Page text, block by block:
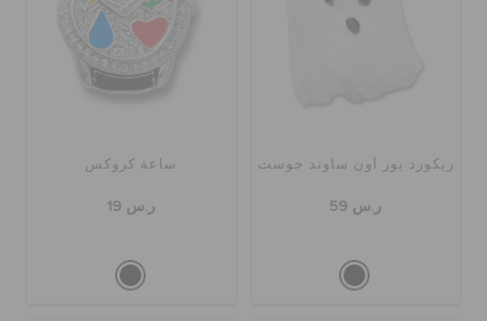
ريكورد يور أون ساوند جوست
ر.س 59
ساعة كروكس
ر.س 19